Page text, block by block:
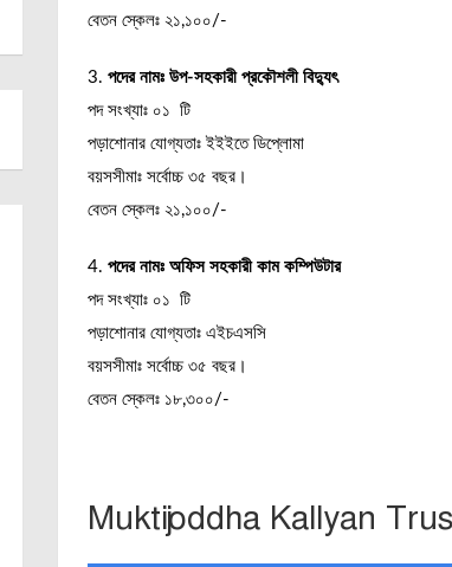
বেতন স্কেলঃ ২১,১০০/-
3. পদের নামঃ উপ-সহকারী প্রকৌশলী বিদ্যুৎ
পদ সংখ্যাঃ ০১ টি
পড়াশোনার যোগ্যতাঃ ইইইতে ডিপ্লোমা
বয়সসীমাঃ সর্বোচ্চ ৩৫ বছর।
বেতন স্কেলঃ ২১,১০০/-
4. পদের নামঃ অফিস সহকারী কাম কম্পিউটার
পদ সংখ্যাঃ ০১ টি
পড়াশোনার যোগ্যতাঃ এইচএসসি
বয়সসীমাঃ সর্বোচ্চ ৩৫ বছর।
বেতন স্কেলঃ ১৮,৩০০/-
Muktijoddha Kallyan